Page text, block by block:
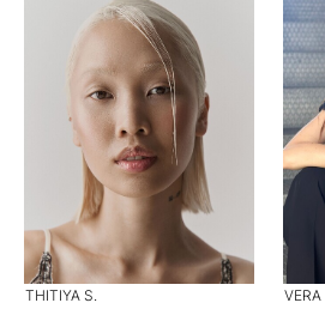
THITIYA S. VERA